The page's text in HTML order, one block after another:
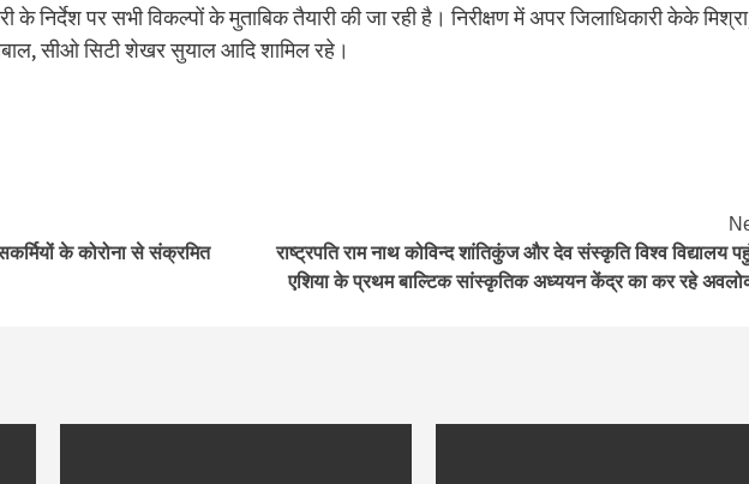
के निर्देश पर सभी विकल्पों के मुताबिक तैयारी की जा रही है। निरीक्षण में अपर जिलाधिकारी केके
सीओ सिटी शेखर सुयाल आदि शामिल रहे।
के कोरोना से संक्रमित
राष्ट्रपति राम नाथ कोविन्द शांतिकुंज और देव संस्कृति विश्व विद्यालय
एशिया के प्रथम बाल्टिक सांस्कृतिक अध्ययन केंद्र का कर रहे